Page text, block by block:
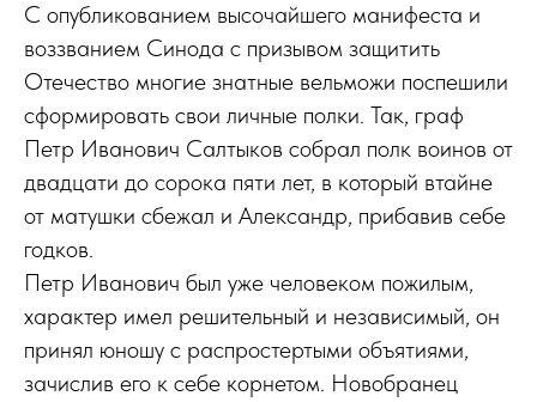
С опубликованием высочайшего манифеста и
воззванием Синода с призывом защитить
Отечество многие знатные вельможи поспешили
сформировать свои личные полки. Так, граф
Петр Иванович Салтыков собрал полк воинов от
двадцати до сорока пяти лет, в который втайне
от матушки сбежал и Александр, прибавив себе
годков.
Петр Иванович был уже человеком пожилым,
характер имел решительный и независимый, он
принял юношу с распростертыми объятиями,
зачислив его к себе корнетом. Новобранец